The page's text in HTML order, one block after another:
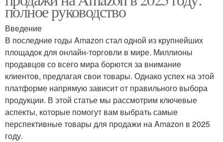
полное руководство
Введение
В последние годы Amazon стал одной из крупнейших
площадок для онлайн-торговли в мире. Миллионы
продавцов со всего мира борются за внимание
клиентов, предлагая свои товары. Однако успех на этой
платформе напрямую зависит от правильного выбора
продукции. В этой статье мы рассмотрим ключевые
аспекты, которые помогут вам выбрать самые
перспективные товары для продажи на Amazon в 2025
году.